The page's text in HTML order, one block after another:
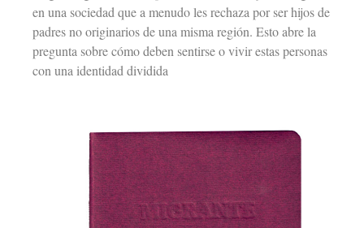
en una sociedad que a menudo les rechaza por ser hijos de
padres no originarios de una misma región. Esto abre la
pregunta sobre cómo deben sentirse o vivir estas personas
con una identidad dividida